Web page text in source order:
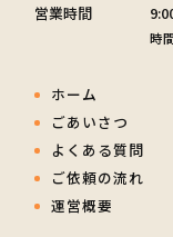
営業時間
時
ホーム
ごあいさつ
よくある質問
ご依頼の流れ
運営概要